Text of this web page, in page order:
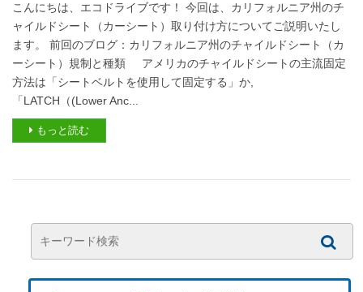
こんにちは、エコドライブです！ 今回は、カリフォルニア州のチ
ャイルドシート（カーシート）取り付け方についてご説明いたし
ます。 前回のブログ：カリフォルニア州のチャイルドシート（カ
ーシート）規制と種類 アメリカのチャイルドシートの主流固定
方法は「シートベルトを使用して固定する」か,
「LATCH（(Lower Anc...
もっと読む